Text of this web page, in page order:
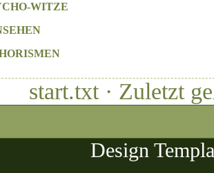
WITZE
start.txt · Zuletzt
Design